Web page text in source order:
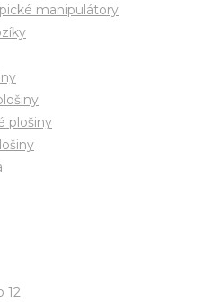
manipulátory
plošiny